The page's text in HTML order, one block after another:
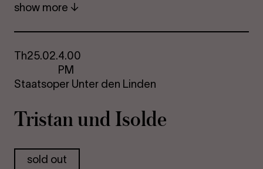
show more
Th25.02.4.00
PM
Staatsoper Unter den Linden
Tristan und Isolde
sold out